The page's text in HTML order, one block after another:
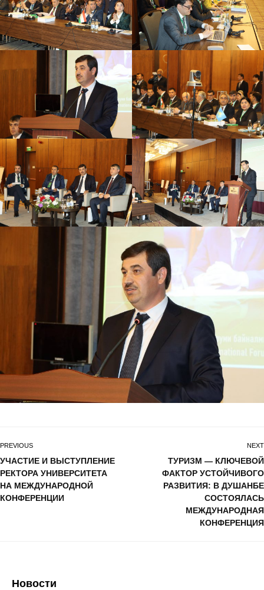
PREVIOUS
УЧАСТИЕ И ВЫСТУПЛЕНИЕ
РЕКТОРА УНИВЕРСИТЕТА
НА МЕЖДУНАРОДНОЙ
КОНФЕРЕНЦИИ
NEXT
ТУРИЗМ — КЛЮЧЕВОЙ
ФАКТОР УСТОЙЧИВОГО
РАЗВИТИЯ: В ДУШАНБЕ
СОСТОЯЛАСЬ
МЕЖДУНАРОДНАЯ
КОНФЕРЕНЦИЯ
Новости